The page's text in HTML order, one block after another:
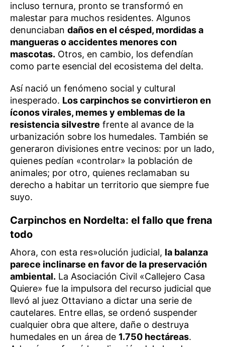
incluso ternura, pronto se transformó en
malestar para muchos residentes. Algunos
denunciaban daños en el césped, mordidas a
mangueras o accidentes menores con
mascotas. Otros, en cambio, los defendían
como parte esencial del ecosistema del delta.
Así nació un fenómeno social y cultural
inesperado. Los carpinchos se convirtieron en
íconos virales, memes y emblemas de la
resistencia silvestre frente al avance de la
urbanización sobre los humedales. También se
generaron divisiones entre vecinos: por un lado,
quienes pedían «controlar» la población de
animales; por otro, quienes reclamaban su
derecho a habitar un territorio que siempre fue
suyo.
Carpinchos en Nordelta: el fallo que frena
todo
Ahora, con esta res»olución judicial, la balanza
parece inclinarse en favor de la preservación
ambiental. La Asociación Civil «Callejero Casa
Quiere» fue la impulsora del recurso judicial que
llevó al juez Ottaviano a dictar una serie de
cautelares. Entre ellas, se ordenó suspender
cualquier obra que altere, dañe o destruya
humedales en un área de 1.750 hectáreas.